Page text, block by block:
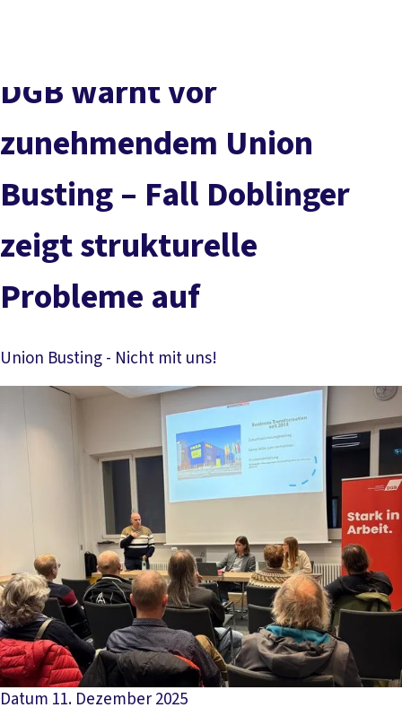
DGB warnt vor
zunehmendem Union
Busting – Fall Doblinger
zeigt strukturelle
Probleme auf
Union Busting - Nicht mit uns!
Datum 11. Dezember 2025